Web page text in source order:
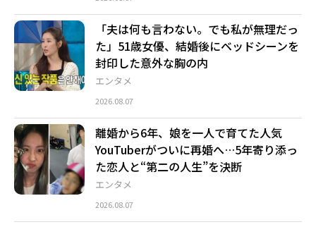
エンタメ
「夫は何も言わない。でも私が無理だっ
た」51歳女優、結婚後にベッドシーンを
封印した意外な胸の内
2026.08.07
エンタメ
離婚から6年、娘を一人で育てた人気
YouTuberがついに再婚へ…5年寄り添っ
た恋人と“第二の人生”を決断
2026.08.07